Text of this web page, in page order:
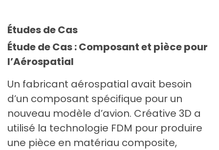
Études de Cas
Étude de Cas : Composant et pièce pour
l’Aérospatial
Un fabricant aérospatial avait besoin
d’un composant spécifique pour un
nouveau modèle d’avion. Créative 3D a
utilisé la technologie FDM pour produire
une pièce en matériau composite,